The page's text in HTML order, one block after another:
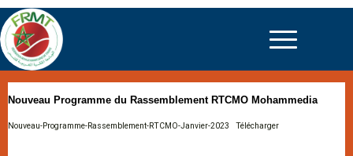
Nouveau Programme du Rassemblement RTCMO Mohammedia
Nouveau-Programme-Rassemblement-RTCMO-Janvier-2023 Télécharger